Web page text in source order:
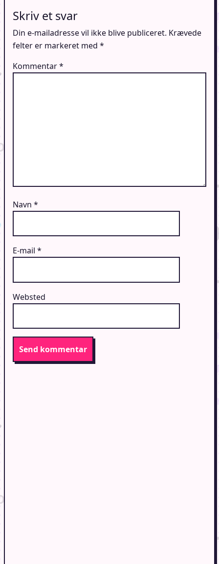
Skriv et svar
Din e-mailadresse vil ikke blive publiceret. Krævede
felter er markeret med *
Kommentar*
Navn *
E-mail *
Websted